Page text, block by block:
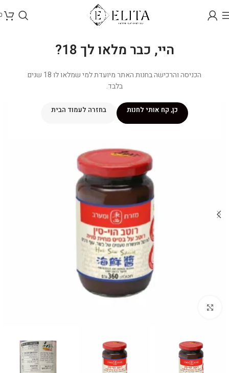
היי, כבר מלאו לך 18?
הכניסה והרכישה בחנות האתר מיועדת למי שמלאו לו 18 שנים
בלבד.
כן, קח אותי לחנות בחזרה לעמוד הבית